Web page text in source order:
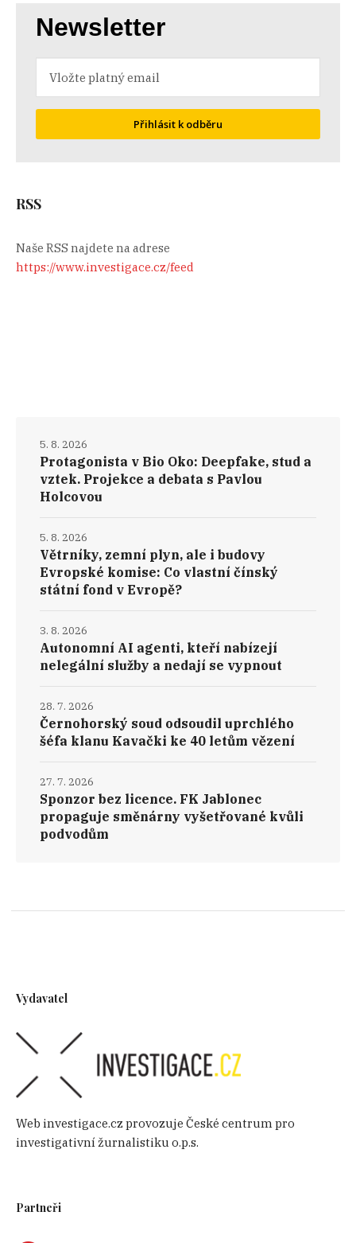
Newsletter
Přihlásit k odběru
RSS
Naše RSS najdete na adrese
https://www.investigace.cz/feed
Protagonista v Bio Oko: Deepfake, stud a
vztek. Projekce a debata s Pavlou
Holcovou
5. 8. 2026
Větrníky, zemní plyn, ale i budovy
Evropské komise: Co vlastní čínský
státní fond v Evropě?
5. 8. 2026
Autonomní AI agenti, kteří nabízejí
nelegální služby a nedají se vypnout
3. 8. 2026
Černohorský soud odsoudil uprchlého
šéfa klanu Kavački ke 40 letům vězení
28. 7. 2026
Sponzor bez licence. FK Jablonec
propaguje směnárny vyšetřované kvůli
podvodům
27. 7. 2026
Vydavatel
Web investigace.cz provozuje České centrum pro
investigativní žurnalistiku o.p.s.
Partneři